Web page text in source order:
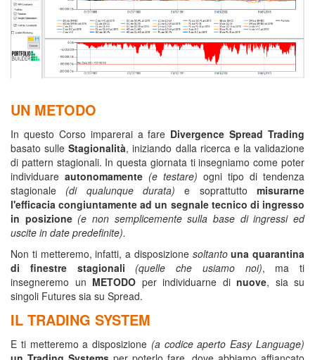
UN METODO
In questo Corso imparerai a fare Divergence Spread Trading
basato sulleStagionalità, iniziando dalla ricerca e la validazione
di pattern stagionali. In questa giornata ti insegniamo come poter
individuare autonomamente (e testare) ogni tipo di tendenza
stagionale (di qualunque durata)e soprattuttomisurarne
l'efficaciacongiuntamente ad un segnale tecnico di ingresso
in posizione(e non semplicemente sulla base di ingressi ed
uscite in date predefinite).
Non ti metteremo, infatti, a disposizione soltanto una quarantina
di finestre stagionali (quelle che usiamo noi), ma ti
insegneremo un METODO per individuarne di nuove, sia su
singoli Futures sia su Spread.
IL TRADING SYSTEM
E ti metteremo a disposizione (a codice aperto Easy Language)